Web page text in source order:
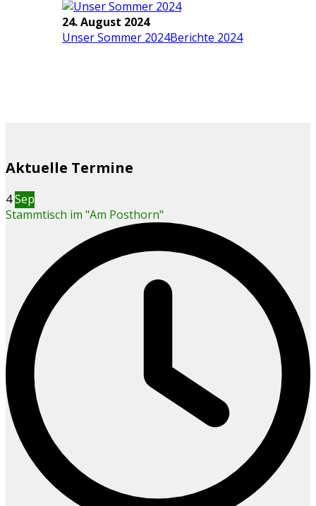
24. August 2024
Unser Sommer 2024Berichte 2024
Aktuelle Termine
4Sep
Stammtisch im "Am Posthorn"